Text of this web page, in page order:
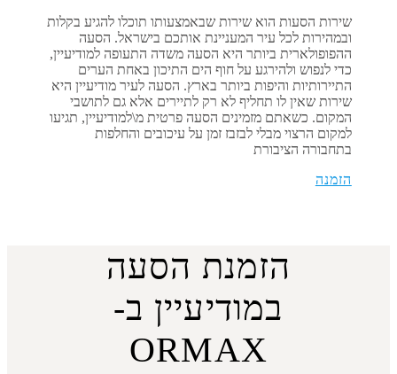
שירות הסעות הוא שירות שבאמצעותו תוכלו להגיע בקלות
ובמהירות לכל עיר המעניינת אותכם בישראל. הסעה
ההפופולארית ביותר היא הסעה משדה התעופה למודיעיין,
כדי לנפוש ולהירגע על חוף הים התיכון באחת הערים
התיירותיות והיפות ביותר בארץ. הסעה לעירמודיעיין היא
שירות שאין לו תחליף לא רק לתיירים אלא גם לתושבי
המקום. כשאתם מזמינים הסעה פרטית מ\למודיעיין, תגיעו
למקום הרצוי מבלי לבזבז זמן על עיכובים והחלפות
בתחבורה הציבורת
הזמנה
הזמנת הסעה
במודיעיין ב-
ORMAX